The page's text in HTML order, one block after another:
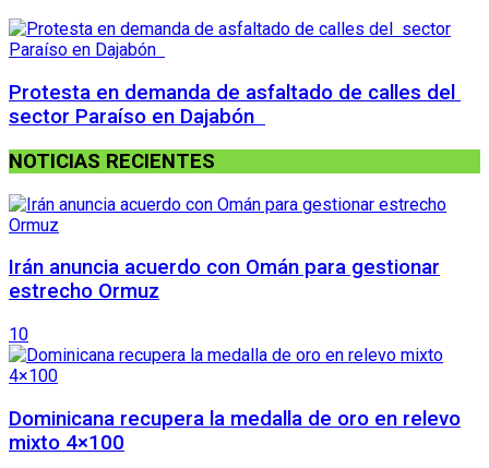
Protesta en demanda de asfaltado de calles del
sector Paraíso en Dajabón
NOTICIAS RECIENTES
Irán anuncia acuerdo con Omán para gestionar
estrecho Ormuz
10
Dominicana recupera la medalla de oro en relevo
mixto 4×100